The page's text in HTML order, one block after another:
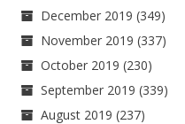
December 2019 (349)
November 2019 (337)
October 2019 (230)
September 2019 (339)
August 2019 (237)